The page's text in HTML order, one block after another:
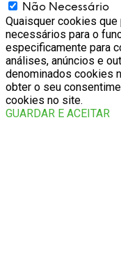
Não Necessário
Quaisquer cookies
necessários para o
especificamente para
análises, anúncios e
denominados cookies
obter o seu
cookies no site.
GUARDAR E ACEITAR